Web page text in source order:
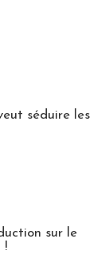
séduire les
sur le
!